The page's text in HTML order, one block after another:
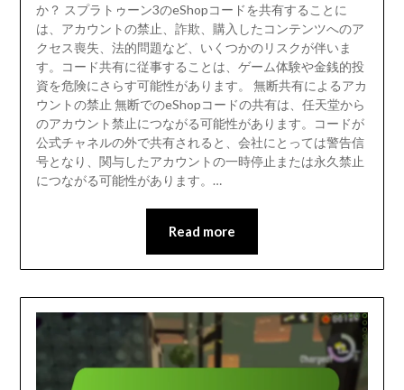
か？ スプラトゥーン3のeShopコードを共有することに
は、アカウントの禁止、詐欺、購入したコンテンツへのア
クセス喪失、法的問題など、いくつかのリスクが伴いま
す。コード共有に従事することは、ゲーム体験や金銭的投
資を危険にさらす可能性があります。 無断共有によるアカ
ウントの禁止 無断でのeShopコードの共有は、任天堂から
のアカウント禁止につながる可能性があります。コードが
公式チャネルの外で共有されると、会社にとっては警告信
号となり、関与したアカウントの一時停止または永久禁止
につながる可能性があります。…
Read more